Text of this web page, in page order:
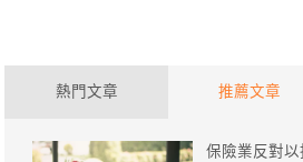
熱門文章 推薦文章
保險業反對